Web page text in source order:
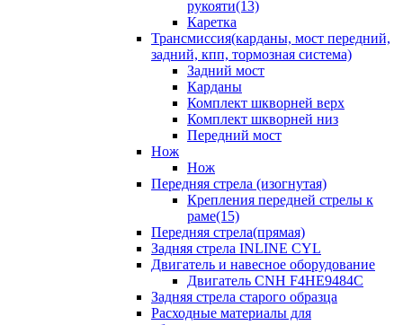
рукояти(13)
Каретка
Трансмиссия(карданы, мост передний,
задний, кпп, тормозная система)
Задний мост
Карданы
Комплект шкворней верх
Комплект шкворней низ
Передний мост
Нож
Нож
Передняя стрела (изогнутая)
Крепления передней стрелы к
раме(15)
Передняя стрела(прямая)
Задняя стрела INLINE CYL
Двигатель и навесное оборудование
Двигатель CNH F4HE9484C
Задняя стрела старого образца
Расходные материалы для